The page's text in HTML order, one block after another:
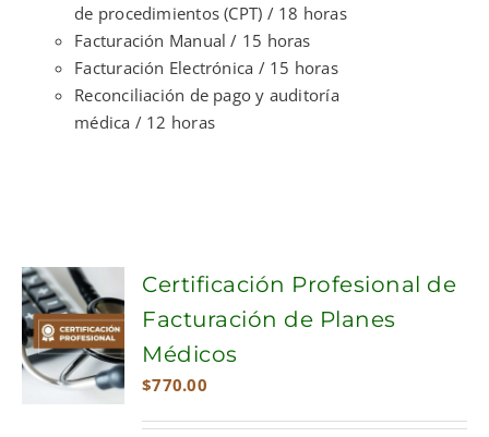
de procedimientos (CPT) / 18 horas
Facturación Manual / 15 horas
Facturación Electrónica / 15 horas
Reconciliación de pago y auditoría
médica / 12 horas
ADD TO
CART
Certificación Profesional de
Facturación de Planes
Médicos
$770.00